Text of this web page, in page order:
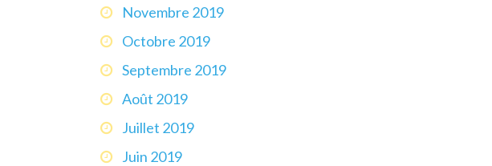
Novembre 2019
Octobre 2019
Septembre 2019
Août 2019
Juillet 2019
Juin 2019